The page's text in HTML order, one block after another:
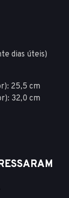
dias úteis)
25,5 cm
32,0 cm